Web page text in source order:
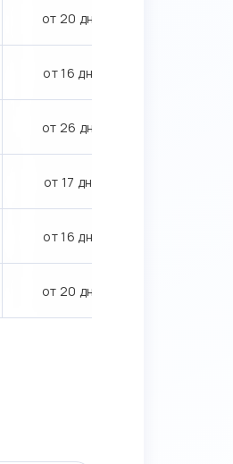
от 20 дн.
от 16 дн.
от 26 дн.
от 17 дн.
от 16 дн.
от 20 дн.